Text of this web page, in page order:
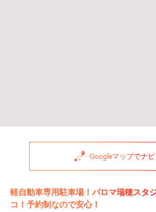
Googleマップでナビ
軽自動車専用駐車場！パロマ瑞穂スタ
コ！予約制なので安心！